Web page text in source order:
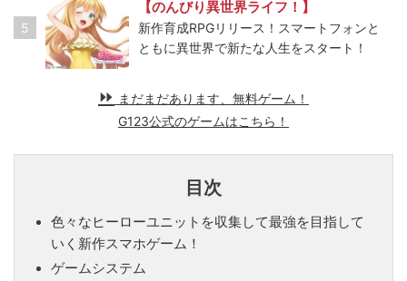
5
【のんびり異世界ライフ！】
新作育成RPGリリース！スマートフォンと
ともに異世界で新たな人生をスタート！
まだまだあります、無料ゲーム！
G123公式のゲームはこちら！
目次
色々なヒーローユニットを収集して最強を目指して
いく新作スマホゲーム！
ゲームシステム